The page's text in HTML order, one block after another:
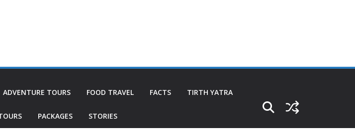
ADVENTURE TOURS FOOD TRAVEL FACTS TIRTH YATRA
PACKAGES STORIES